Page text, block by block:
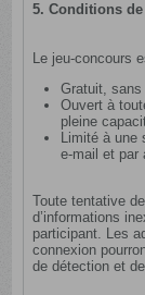
5. Conditions
Le jeu-concours
Gratuit, sans
Ouvert à
pleine
Limité à une
e-mail et par
Toute tentative
d’informations
participant. Les
connexion
de détection et